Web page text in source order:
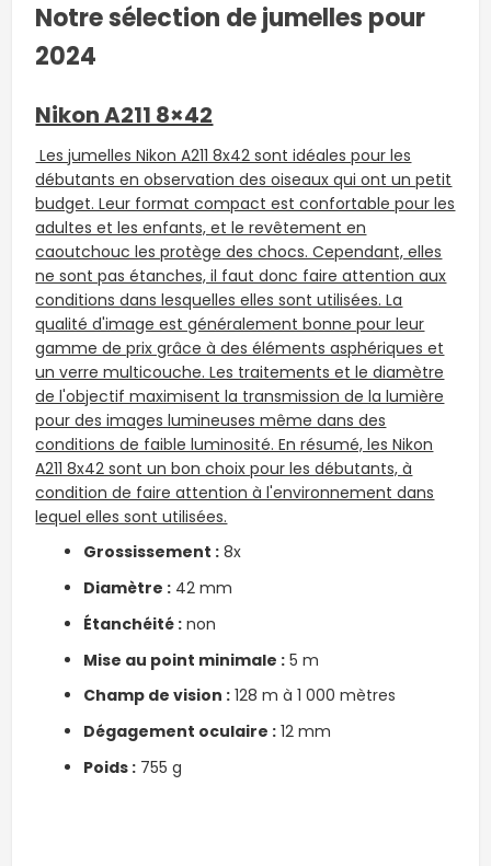
Notre sélection de jumelles pour
2024
Nikon A211 8×42
Les jumelles Nikon A211 8x42 sont idéales pour les
débutants en observation des oiseaux qui ont un petit
budget. Leur format compact est confortable pour les
adultes et les enfants, et le revêtement en
caoutchouc les protège des chocs. Cependant, elles
ne sont pas étanches, il faut donc faire attention aux
conditions dans lesquelles elles sont utilisées. La
qualité d'image est généralement bonne pour leur
gamme de prix grâce à des éléments asphériques et
un verre multicouche. Les traitements et le diamètre
de l'objectif maximisent la transmission de la lumière
pour des images lumineuses même dans des
conditions de faible luminosité. En résumé, les Nikon
A211 8x42 sont un bon choix pour les débutants, à
condition de faire attention à l'environnement dans
lequel elles sont utilisées.
Grossissement : 8x
Diamètre : 42 mm
Étanchéité : non
Mise au point minimale : 5 m
Champ de vision : 128 m à 1 000 mètres
Dégagement oculaire : 12 mm
Poids : 755 g